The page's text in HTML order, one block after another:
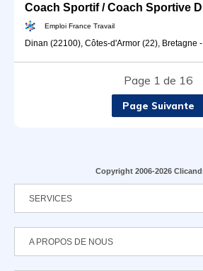
Coach Sportif / Coach Sportive
Emploi France Travail
Dinan (22100), Côtes-d'Armor (22), Bretagne -
Page 1 de 16
Page Suivante
Copyright 2006-2026
SERVICES
A PROPOS DE NOUS